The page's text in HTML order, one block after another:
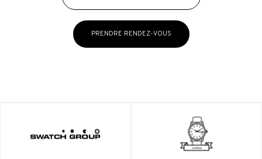
PRENDRE RENDEZ-VOUS